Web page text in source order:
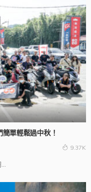
簡單輕鬆過中秋！
9.37K